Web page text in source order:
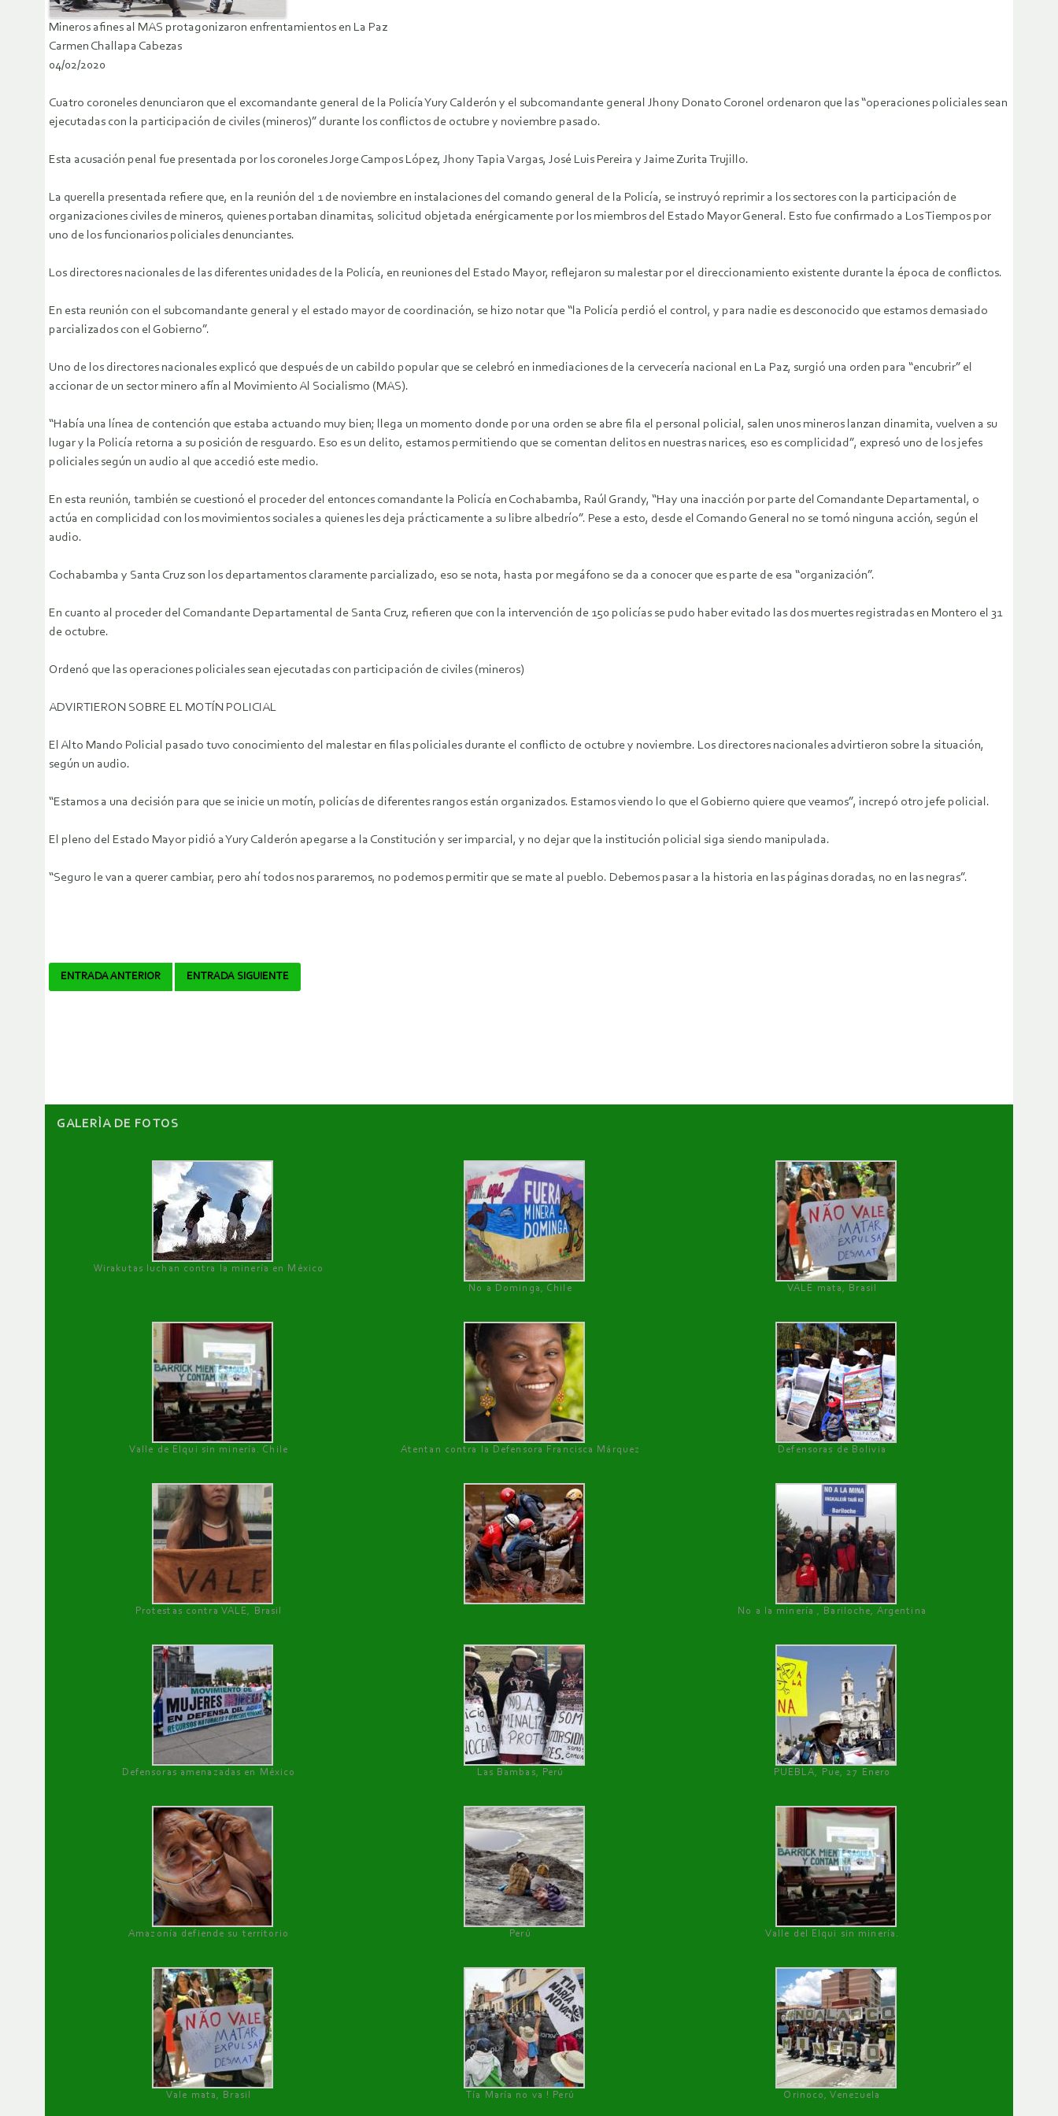
Mineros afines al MAS protagonizaron enfrentamientos en La Paz
Carmen Challapa Cabezas
04/02/2020
Cuatro coroneles denunciaron que el excomandante general de la Policía Yury Calderón y el subcomandante general Jhony Donato Coronel ordenaron que las “operaciones policiales sean
ejecutadas con la participación de civiles (mineros)” durante los conflictos de octubre y noviembre pasado.
Esta acusación penal fue presentada por los coroneles Jorge Campos López, Jhony Tapia Vargas, José Luis Pereira y Jaime Zurita Trujillo.
La querella presentada refiere que, en la reunión del 1 de noviembre en instalaciones del comando general de la Policía, se instruyó reprimir a los sectores con la participación de
organizaciones civiles de mineros, quienes portaban dinamitas, solicitud objetada enérgicamente por los miembros del Estado Mayor General. Esto fue confirmado a Los Tiempos por
uno de los funcionarios policiales denunciantes.
Los directores nacionales de las diferentes unidades de la Policía, en reuniones del Estado Mayor, reflejaron su malestar por el direccionamiento existente durante la época de conflictos.
En esta reunión con el subcomandante general y el estado mayor de coordinación, se hizo notar que “la Policía perdió el control, y para nadie es desconocido que estamos demasiado
parcializados con el Gobierno”.
Uno de los directores nacionales explicó que después de un cabildo popular que se celebró en inmediaciones de la cervecería nacional en La Paz, surgió una orden para “encubrir” el
accionar de un sector minero afín al Movimiento Al Socialismo (MAS).
“Había una línea de contención que estaba actuando muy bien; llega un momento donde por una orden se abre fila el personal policial, salen unos mineros lanzan dinamita, vuelven a su
lugar y la Policía retorna a su posición de resguardo. Eso es un delito, estamos permitiendo que se comentan delitos en nuestras narices, eso es complicidad”, expresó uno de los jefes
policiales según un audio al que accedió este medio.
En esta reunión, también se cuestionó el proceder del entonces comandante la Policía en Cochabamba, Raúl Grandy, “Hay una inacción por parte del Comandante Departamental, o
actúa en complicidad con los movimientos sociales a quienes les deja prácticamente a su libre albedrío”. Pese a esto, desde el Comando General no se tomó ninguna acción, según el
audio.
Cochabamba y Santa Cruz son los departamentos claramente parcializado, eso se nota, hasta por megáfono se da a conocer que es parte de esa “organización”.
En cuanto al proceder del Comandante Departamental de Santa Cruz, refieren que con la intervención de 150 policías se pudo haber evitado las dos muertes registradas en Montero el 31
de octubre.
Ordenó que las operaciones policiales sean ejecutadas con participación de civiles (mineros)
ADVIRTIERON SOBRE EL MOTÍN POLICIAL
El Alto Mando Policial pasado tuvo conocimiento del malestar en filas policiales durante el conflicto de octubre y noviembre. Los directores nacionales advirtieron sobre la situación,
según un audio.
“Estamos a una decisión para que se inicie un motín, policías de diferentes rangos están organizados. Estamos viendo lo que el Gobierno quiere que veamos”, increpó otro jefe policial.
El pleno del Estado Mayor pidió a Yury Calderón apegarse a la Constitución y ser imparcial, y no dejar que la institución policial siga siendo manipulada.
“Seguro le van a querer cambiar, pero ahí todos nos pararemos, no podemos permitir que se mate al pueblo. Debemos pasar a la historia en las páginas doradas, no en las negras”.
Navegador
ENTRADA ANTERIOR ENTRADA SIGUIENTE
GALERÌA DE FOTOS
Wirakutas luchan contra la minería en México
No a Dominga, Chile
VALE mata, Brasil
Valle de Elqui sin minería. Chile Atentan contra la Defensora Francisca Márquez Defensoras de Bolivia
Protestas contra VALE, Brasil No a la minería , Bariloche, Argentina
Defensoras amenazadas en México Las Bambas, Perú PUEBLA, Pue, 27 Enero
Amazonía defiende su territorio Perú Valle del Elqui sin minería.
Vale mata, Brasil Tía María no va ! Perú Orinoco, Venezuela